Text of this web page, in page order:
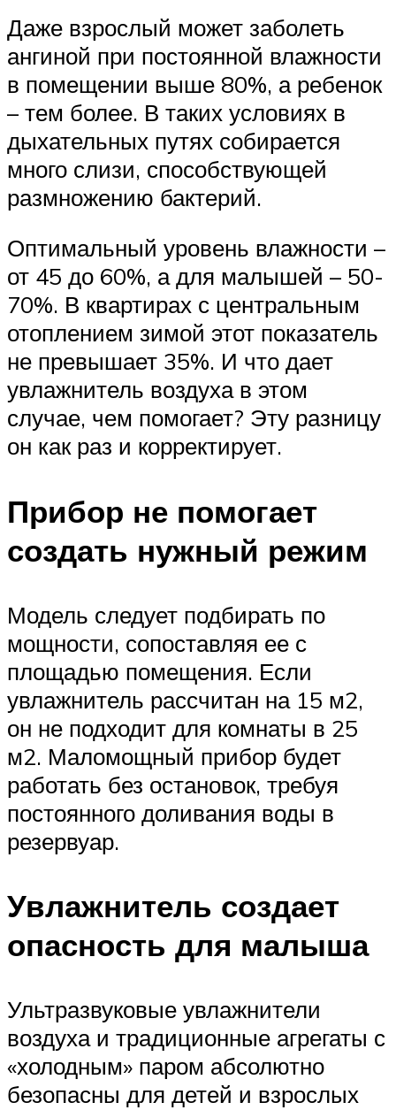
Даже взрослый может заболеть
ангиной при постоянной влажности
в помещении выше 80%, а ребенок
– тем более. В таких условиях в
дыхательных путях собирается
много слизи, способствующей
размножению бактерий.
Оптимальный уровень влажности –
от 45 до 60%, а для малышей – 50-
70%. В квартирах с центральным
отоплением зимой этот показатель
не превышает 35%. И что дает
увлажнитель воздуха в этом
случае, чем помогает? Эту разницу
он как раз и корректирует.
Прибор не помогает
создать нужный режим
Модель следует подбирать по
мощности, сопоставляя ее с
площадью помещения. Если
увлажнитель рассчитан на 15 м2,
он не подходит для комнаты в 25
м2. Маломощный прибор будет
работать без остановок, требуя
постоянного доливания воды в
резервуар.
Увлажнитель создает
опасность для малыша
Ультразвуковые увлажнители
воздуха и традиционные агрегаты с
«холодным» паром абсолютно
безопасны для детей и взрослых